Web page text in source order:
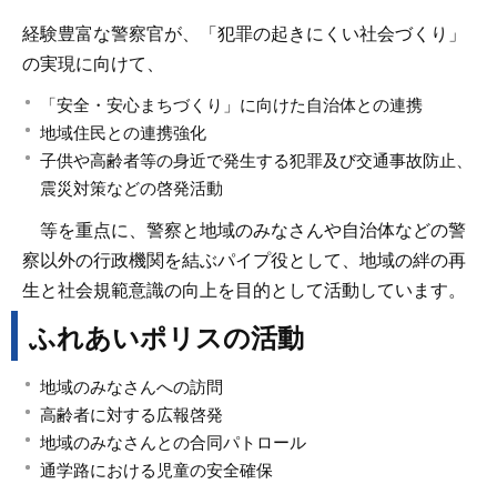
経験豊富な警察官が、「犯罪の起きにくい社会づくり」
の実現に向けて、
「安全・安心まちづくり」に向けた自治体との連携
地域住民との連携強化
子供や高齢者等の身近で発生する犯罪及び交通事故防止、
震災対策などの啓発活動
等を重点に、警察と地域のみなさんや自治体などの警
察以外の行政機関を結ぶパイプ役として、地域の絆の再
生と社会規範意識の向上を目的として活動しています。
ふれあいポリスの活動
地域のみなさんへの訪問
高齢者に対する広報啓発
地域のみなさんとの合同パトロール
通学路における児童の安全確保